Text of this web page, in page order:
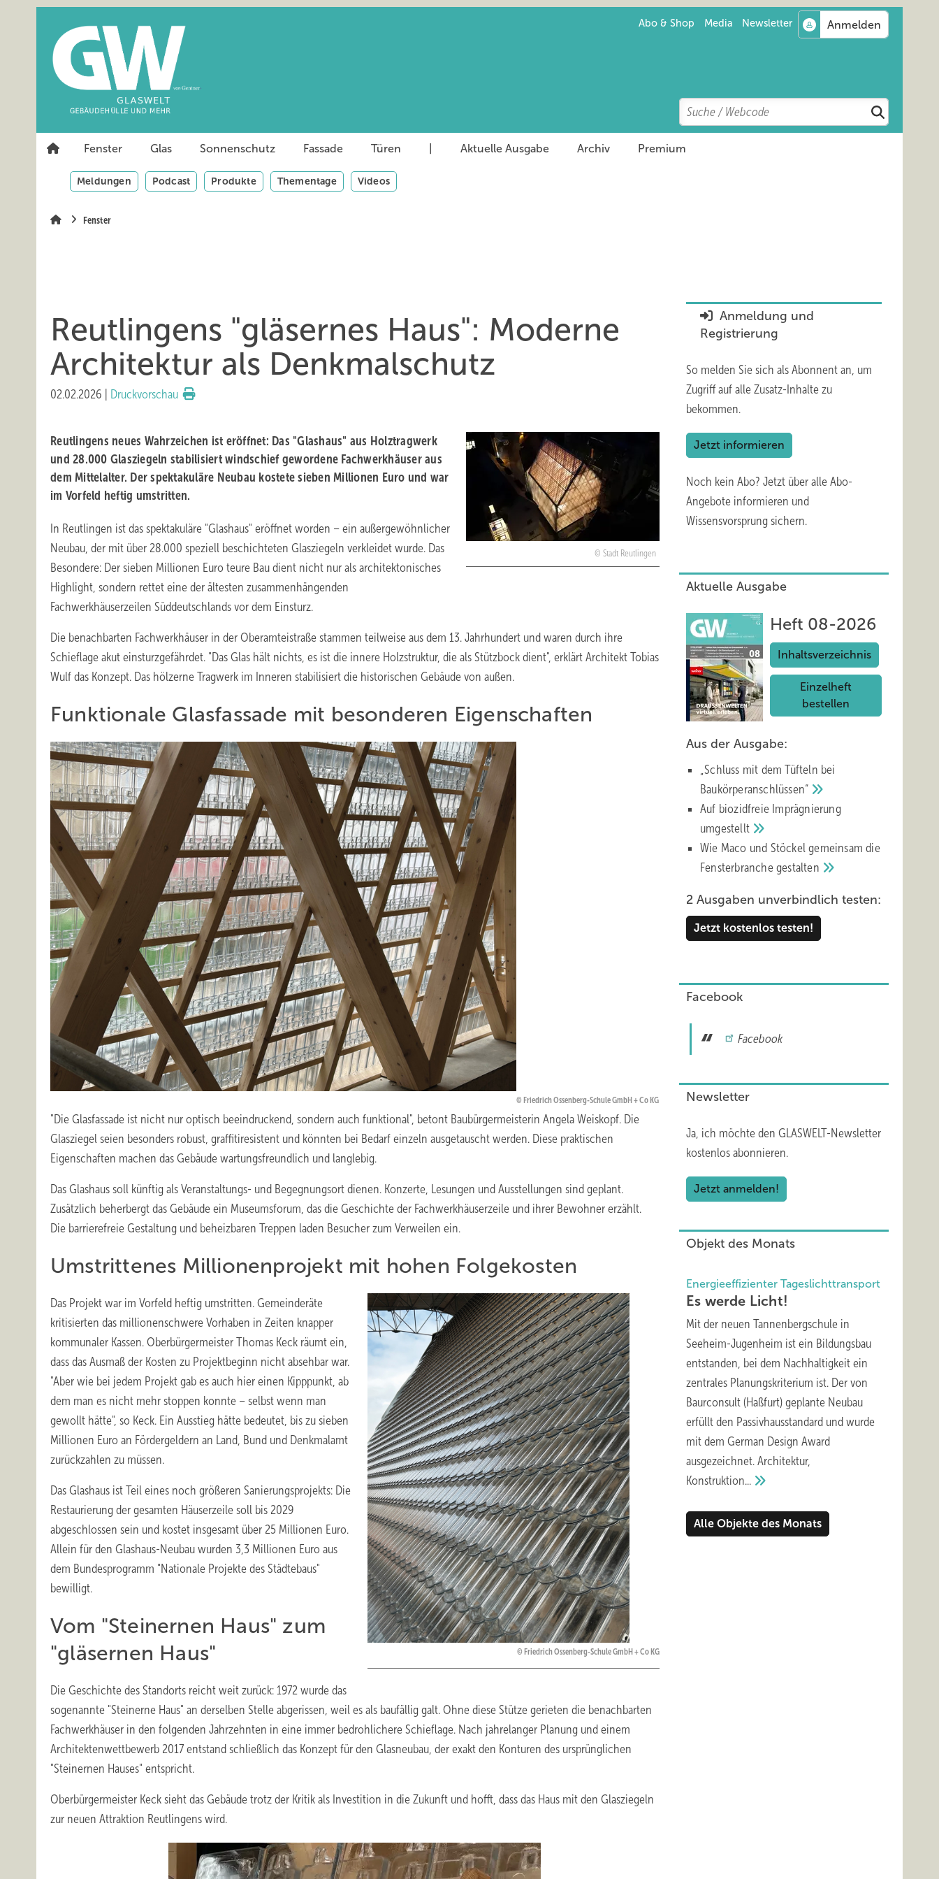
Abo & Shop Media Newsletter
Search
Suchen
Fenster Glas Sonnenschutz Fassade Türen Aktuelle Ausgabe Archiv Premium
Meldungen Podcast Produkte Thementage Videos
Fenster
Reutlingens "gläsernes Haus": Moderne
Architektur als Denkmalschutz
02.02.2026 Druckvorschau
Stadt Reutlingen
Reutlingens neues Wahrzeichen ist eröffnet: Das "Glashaus" aus Holztragwerk
und 28.000 Glasziegeln stabilisiert windschief gewordene Fachwerkhäuser aus
dem Mittelalter. Der spektakuläre Neubau kostete sieben Millionen Euro und war
im Vorfeld heftig umstritten.
In Reutlingen ist das spektakuläre "Glashaus" eröffnet worden – ein außergewöhnlicher
Neubau, der mit über 28.000 speziell beschichteten Glasziegeln verkleidet wurde. Das
Besondere: Der sieben Millionen Euro teure Bau dient nicht nur als architektonisches
Highlight, sondern rettet eine der ältesten zusammenhängenden
Fachwerkhäuserzeilen Süddeutschlands vor dem Einsturz.
Die benachbarten Fachwerkhäuser in der Oberamteistraße stammen teilweise aus dem 13. Jahrhundert und waren durch ihre
Schieflage akut einsturzgefährdet. "Das Glas hält nichts, es ist die innere Holzstruktur, die als Stützbock dient", erklärt Architekt Tobias
Wulf das Konzept. Das hölzerne Tragwerk im Inneren stabilisiert die historischen Gebäude von außen.
Funktionale Glasfassade mit besonderen Eigenschaften
Friedrich Ossenberg-Schule GmbH + Co KG
"Die Glasfassade ist nicht nur optisch beeindruckend, sondern auch funktional", betont Baubürgermeisterin Angela Weiskopf. Die
Glasziegel seien besonders robust, graffitiresistent und könnten bei Bedarf einzeln ausgetauscht werden. Diese praktischen
Eigenschaften machen das Gebäude wartungsfreundlich und langlebig.
Das Glashaus soll künftig als Veranstaltungs- und Begegnungsort dienen. Konzerte, Lesungen und Ausstellungen sind geplant.
Zusätzlich beherbergt das Gebäude ein Museumsforum, das die Geschichte der Fachwerkhäuserzeile und ihrer Bewohner erzählt.
Die barrierefreie Gestaltung und beheizbaren Treppen laden Besucher zum Verweilen ein.
Umstrittenes Millionenprojekt mit hohen Folgekosten
Friedrich Ossenberg-Schule GmbH + Co KG
Das Projekt war im Vorfeld heftig umstritten. Gemeinderäte
kritisierten das millionenschwere Vorhaben in Zeiten knapper
kommunaler Kassen. Oberbürgermeister Thomas Keck räumt ein,
dass das Ausmaß der Kosten zu Projektbeginn nicht absehbar war.
"Aber wie bei jedem Projekt gab es auch hier einen Kipppunkt, ab
dem man es nicht mehr stoppen konnte – selbst wenn man
gewollt hätte", so Keck. Ein Ausstieg hätte bedeutet, bis zu sieben
Millionen Euro an Fördergeldern an Land, Bund und Denkmalamt
zurückzahlen zu müssen.
Das Glashaus ist Teil eines noch größeren Sanierungsprojekts: Die
Restaurierung der gesamten Häuserzeile soll bis 2029
abgeschlossen sein und kostet insgesamt über 25 Millionen Euro.
Allein für den Glashaus-Neubau wurden 3,3 Millionen Euro aus
dem Bundesprogramm "Nationale Projekte des Städtebaus"
bewilligt.
Vom "Steinernen Haus" zum
"gläsernen Haus"
Die Geschichte des Standorts reicht weit zurück: 1972 wurde das
sogenannte "Steinerne Haus" an derselben Stelle abgerissen, weil es als baufällig galt. Ohne diese Stütze gerieten die benachbarten
Fachwerkhäuser in den folgenden Jahrzehnten in eine immer bedrohlichere Schieflage. Nach jahrelanger Planung und einem
Architektenwettbewerb 2017 entstand schließlich das Konzept für den Glasneubau, der exakt den Konturen des ursprünglichen
"Steinernen Hauses" entspricht.
Oberbürgermeister Keck sieht das Gebäude trotz der Kritik als Investition in die Zukunft und hofft, dass das Haus mit den Glasziegeln
zur neuen Attraktion Reutlingens wird.
Anmeldung und
Registrierung
So melden Sie sich als Abonnent an, um
Zugriff auf alle Zusatz-Inhalte zu
bekommen.
Jetzt informieren
Noch kein Abo? Jetzt über alle Abo-
Angebote informieren und
Wissensvorsprung sichern.
Aktuelle Ausgabe
Heft 08-2026
Inhaltsverzeichnis
Einzelheft
bestellen
Aus der Ausgabe:
„Schluss mit d em Tüfteln bei
Baukörperanschlüssen“
Auf biozidfreie Imprägnierung
umgestellt
Wie Maco und Stöckel gemeinsam die
Fensterbranche gestalten
2 Ausgaben unverbindlich testen:
Jetzt kostenlos testen!
Facebook
Facebook
Newsletter
Ja, ich möchte den GLASWELT-Newsletter
kostenlos abonnieren.
Jetzt anmelden!
Objekt des Monats
Energieeffizienter Tageslichttransport
Es werde Licht!
Mit der neuen Tannenbergschule in
Seeheim-Jugenheim ist ein Bildungsbau
entstanden, bei dem Nachhaltigkeit ein
zentrales Planungskriterium ist. Der von
Baurconsult (Haßfurt) geplante Neubau
erfüllt den Passivhausstandard und wurde
mit dem German Design Award
ausgezeichnet. Architektur,
Konstruktion...
Alle Objekte des Monats